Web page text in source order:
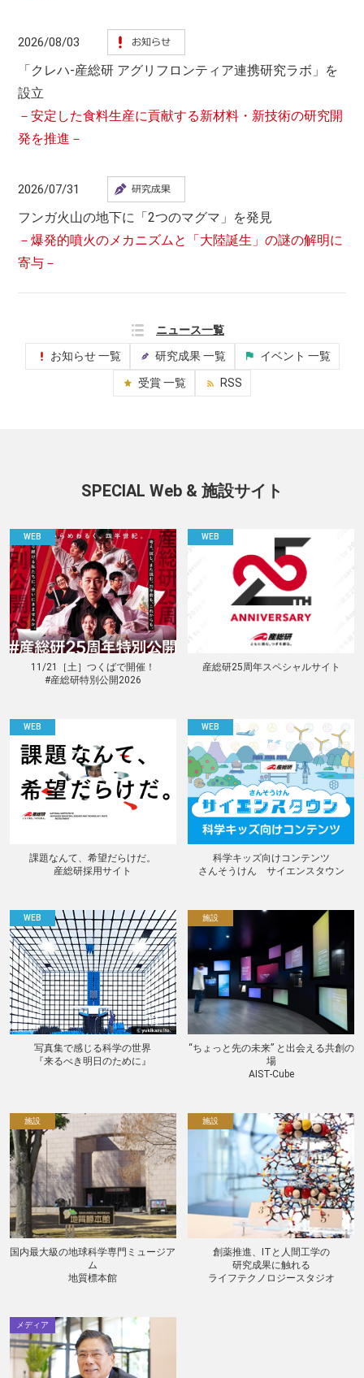
2026/08/03
「クレハ-産総研 アグリフロンティア連携研究ラボ」を
設立
－安定した食料生産に貢献する新材料・新技術の研究開
発を推進－
2026/07/31
フンガ火山の地下に「2つのマグマ」を発見
－爆発的噴火のメカニズムと「大陸誕生」の謎の解明に
寄与－
ニュース一覧
お知らせ 一覧
研究成果 一覧 イベント 一覧
受賞 一覧 RSS
SPECIAL Web & 施設サイト
WEB
11/21［土］つくばで開催！
#産総研特別公開2026
WEB
産総研25周年スペシャルサイト
WEB
課題なんて、希望だらけだ。
産総研採用サイト
WEB
科学キッズ向けコンテンツ
さんそうけん サイエンスタウン
WEB
写真集で感じる科学の世界
『来るべき明日のために』
施設
“ちょっと先の未来” と出会える共創の
場
AIST-Cube
施設
国内最大級の地球科学専門ミュージア
ム
地質標本館
施設
創薬推進、ITと人間工学の
研究成果に触れる
ライフテクノロジースタジオ
メディア